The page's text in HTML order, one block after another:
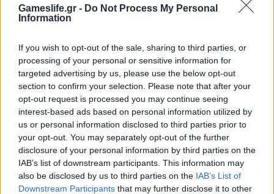
Gameslife.gr - Do Not Process My Personal
Information
If you wish to opt-out of the sale, sharing to third parties, or
processing of your personal or sensitive information for
targeted advertising by us, please use the below opt-out
section to confirm your selection. Please note that after your
opt-out request is processed you may continue seeing
interest-based ads based on personal information utilized by
us or personal information disclosed to third parties prior to
your opt-out. You may separately opt-out of the further
disclosure of your personal information by third parties on the
IAB’s list of downstream participants. This information may
also be disclosed by us to third parties on the IAB’s List of
Downstream Participants that may further disclose it to other
Facebook
Δημήτρης Θωμαδάκης
Κοπέλι από τα λίγα, ξεχνά βασικά πράγματα
(να κοιμηθεί, να φάει, ενίοτε και να
αναπνεύσει) όταν πιάσει στα χέρια του
χειριστήριο. Αρέσκεται στα πιο «ψαγμένα»
παιχνιδάκια αν και συχνά παραδίνεται στη
μαγεία των blockbusters.